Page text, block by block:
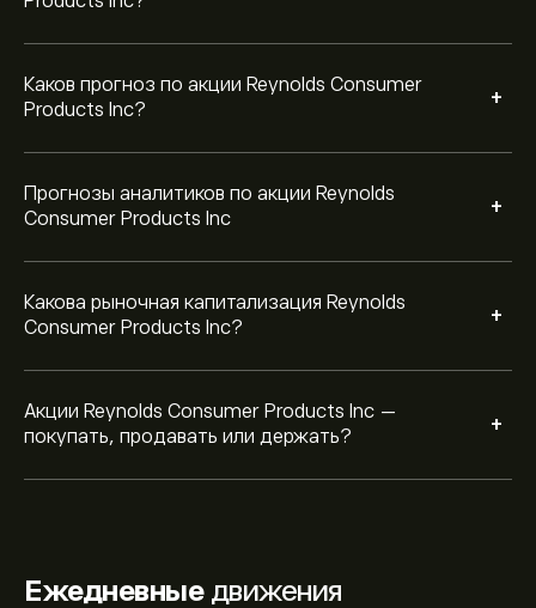
Каков прогноз по акции Reynolds Consumer
Products Inc?
+
Прогнозы аналитиков по акции Reynolds
Consumer Products Inc
+
Какова рыночная капитализация Reynolds
Consumer Products Inc?
+
Акции Reynolds Consumer Products Inc —
покупать, продавать или держать?
+
Ежедневныедвижения